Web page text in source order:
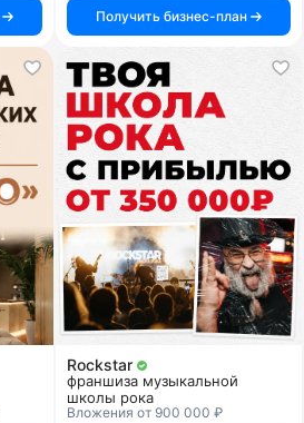
Получить бизнес-план
Rockstar
франшиза музыкальной
школы рока
Вложения от 900 000 ₽